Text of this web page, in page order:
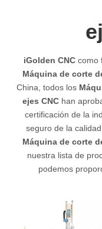
iGolden CNC como
Máquina de corte
China, todos los
ejes CNC han
certificación de la
seguro de la
Máquina de corte
nuestra lista de
podemos